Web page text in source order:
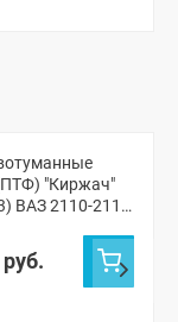
"Киржач"
ВАЗ 2110-2112,